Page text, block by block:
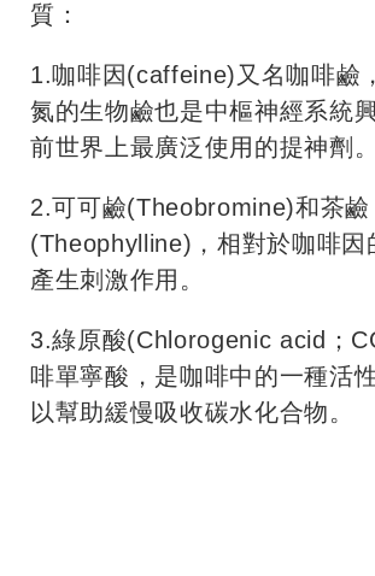
質：
1.咖啡因(caffeine)又名咖啡鹼
氮的生物鹼也是中樞神經系統
前世界上最廣泛使用的提神劑。
2.可可鹼(Theobromine)和茶鹼
(Theophylline)，相對於咖啡因
產生刺激作用。
3.綠原酸(Chlorogenic acid；
啡單寧酸，是咖啡中的一種活
以幫助緩慢吸收碳水化合物。